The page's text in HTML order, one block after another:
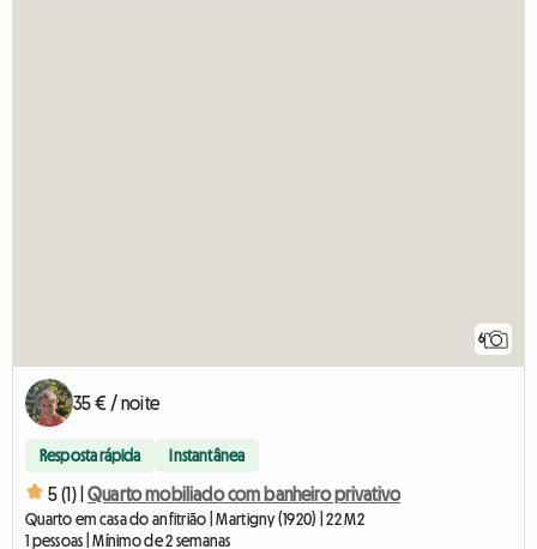
6
35 € / noite
Resposta rápida Instantânea
5 (1) | Quarto mobiliado com banheiro privativo
Quarto em casa do anfitrião | Martigny (1920) | 22 M2
1 pessoas | Mínimo de 2 semanas